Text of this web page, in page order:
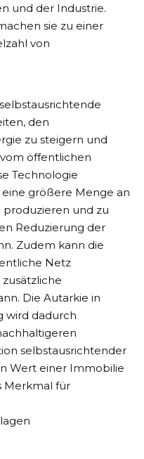
und der Industrie.
sie zu einer
von
den
zu steigern und
öffentlichen
Technologie
größere Menge an
produzieren und zu
Reduzierung der
Zudem kann die
Netz
Die Autarkie in
wird dadurch
selbstausrichtender
Wert einer Immobilie
Merkmal für